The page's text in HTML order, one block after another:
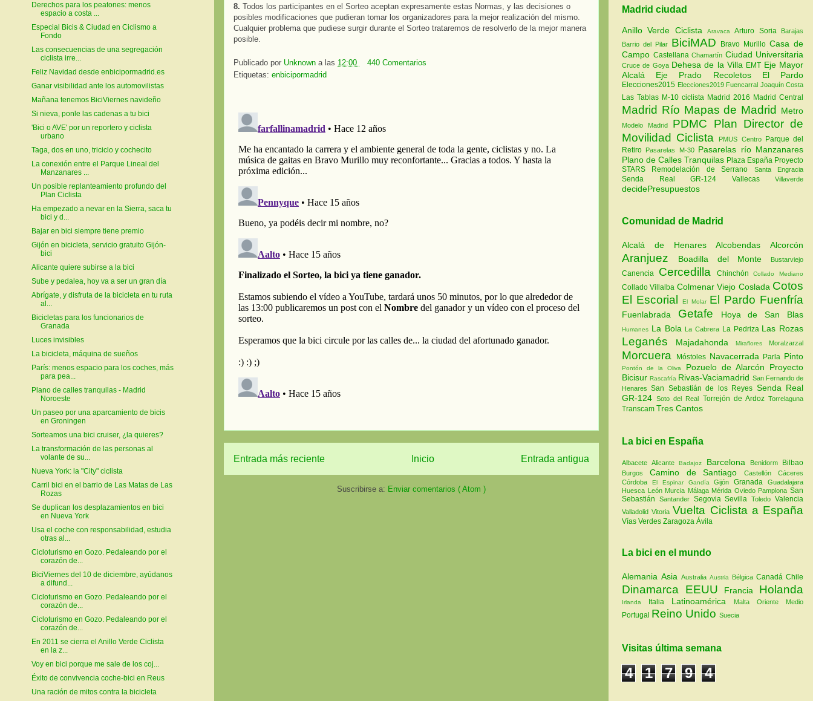
8. Todos los participantes en el Sorteo aceptan expresamente estas Normas, y las decisiones o
posibles modificaciones que pudieran tomar los organizadores para la mejor realización del mismo.
Cualquier problema que pudiese surgir durante el Sorteo trataremos de resolverlo de la mejor manera
posible.
Publicado por Unknown a las 12:00
440 Comentarios
Etiquetas: enbicipormadrid
Entrada más reciente Entrada antigua
Inicio
Suscribirse a: Enviar comentarios ( Atom )
Derechos para los peatones: menos
espacio a costa ...
Especial Bicis & Ciudad en Ciclismo a
Fondo
Las consecuencias de una segregación
ciclista irre...
Feliz Navidad desde enbicipormadrid.es
Ganar visibilidad ante los automovilistas
Mañana tenemos BiciViernes navideño
Si nieva, ponle las cadenas a tu bici
'Bici o AVE' por un reportero y ciclista
urbano
Taga, dos en uno, triciclo y cochecito
La conexión entre el Parque Lineal del
Manzanares ...
Un posible replanteamiento profundo del
Plan Ciclista
Ha empezado a nevar en la Sierra, saca tu
bici y d...
Bajar en bici siempre tiene premio
Gijón en bicicleta, servicio gratuito Gijón-
bici
Alicante quiere subirse a la bici
Sube y pedalea, hoy va a ser un gran día
Abrígate, y disfruta de la bicicleta en tu ruta
al...
Bicicletas para los funcionarios de
Granada
Luces invisibles
La bicicleta, máquina de sueños
París: menos espacio para los coches, más
para pea...
Plano de calles tranquilas - Madrid
Noroeste
Un paseo por una aparcamiento de bicis
en Groningen
Sorteamos una bici cruiser, ¿la quieres?
La transformación de las personas al
volante de su...
Nueva York: la "City" ciclista
Carril bici en el barrio de Las Matas de Las
Rozas
Se duplican los desplazamientos en bici
en Nueva York
Usa el coche con responsabilidad, estudia
otras al...
Cicloturismo en Gozo. Pedaleando por el
corazón de...
BiciViernes del 10 de diciembre, ayúdanos
a difund...
Cicloturismo en Gozo. Pedaleando por el
corazón de...
Cicloturismo en Gozo. Pedaleando por el
corazón de...
En 2011 se cierra el Anillo Verde Ciclista
en la z...
Voy en bici porque me sale de los coj...
Éxito de convivencia coche-bici en Reus
Una ración de mitos contra la bicicleta
Madrid ciudad
Anillo Verde Ciclista AravacaArturo Soria
Barajas
Barrio del Pilar BiciMAD Bravo MurilloCasa de
Campo Castellana Chamartín Ciudad Universitaria
Cruce de Goya Dehesa de la Villa EMT Eje Mayor
Alcalá Eje Prado Recoletos El Pardo
Elecciones2015 Elecciones2019 Fuencarral Joaquín Costa
Las Tablas M-10 ciclista Madrid 2016 Madrid Central
Madrid Río Mapas de Madrid Metro
Modelo Madrid PDMC Plan Director de
Movilidad Ciclista
PMUS Centro Parque del
Retiro Pasarelas M-30 Pasarelas río Manzanares
Plano de Calles Tranquilas Plaza España Proyecto
STARS Remodelación de Serrano Santa Engracia
Senda Real GR-124 Vallecas Villaverde
decidePresupuestos
Comunidad de Madrid
Alcalá de HenaresAlcobendas Alcorcón
Aranjuez Boadilla del Monte Bustarviejo
Canencia Cercedilla ChinchónCollado Mediano
Collado Villalba Colmenar Viejo Coslada Cotos
El EscorialEl Molar El Pardo Fuenfría
Fuenlabrada Getafe Hoya de San Blas
Humanes La Bola La Cabrera La Pedriza Las Rozas
Leganés Majadahonda Miraflores Moralzarzal
Morcuera Móstoles Navacerrada Parla Pinto
Pontón de la Oliva Pozuelo de Alarcón Proyecto
BicisurRascafría Rivas-Vaciamadrid San Fernando de
HenaresSan Sebastián de los Reyes Senda Real
GR-124Soto del Real Torrejón de ArdozTorrelaguna
Transcam Tres Cantos
La bici en España
AlbaceteAlicanteBadajoz Barcelona Benidorm Bilbao
Burgos Camino de SantiagoCastellónCáceres
Córdoba El Espinar GandíaGijónGranadaGuadalajara
Huesca León Murcia Málaga Mérida Oviedo PamplonaSan
Sebastián Santander SegoviaSevillaToledoValencia
ValladolidVitoria Vuelta Ciclista a España
Vías Verdes Zaragoza Ávila
La bici en el mundo
Alemania Asia Australia Austria Bélgica Canadá Chile
Dinamarca EEUU Francia Holanda
Irlanda Italia Latinoamérica Malta Oriente Medio
Portugal Reino Unido Suecia
Visitas última semana
4 1 7 9 4